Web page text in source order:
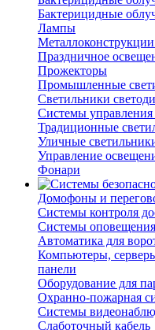
Бактерицидные
Лампы
Праздничное
Прожекторы
Промышленные
Светильники
Системы
Традиционные
Уличные
Управление
Фонари
Домофоны и
Системы контроля
Системы оповещения
Автоматика для
Компьютеры,
панели
Оборудование для
Охранно-пожарная
Системы
Слаботочный кабель